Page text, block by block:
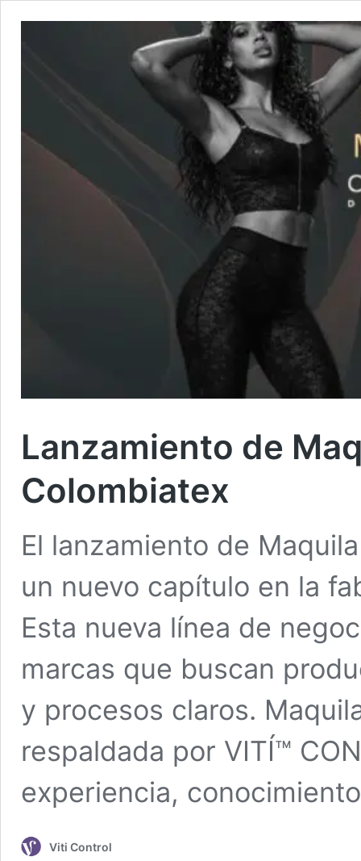
Lanzamiento de
Colombiatex
El lanzamiento de
un nuevo capítulo en la
Esta nueva línea de
marcas que buscan
y procesos claros.
respaldada por VITÍ™
experiencia,
Viti Control